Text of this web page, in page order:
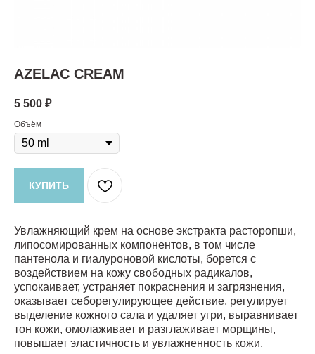
AZELAC CREAM
5 500 ₽
Объём
КУПИТЬ
Увлажняющий крем на основе экстракта расторопши,
липосомированных компонентов, в том числе
пантенола и гиалуроновой кислоты, борется с
воздействием на кожу свободных радикалов,
успокаивает, устраняет покраснения и загрязнения,
оказывает себорегулирующее действие, регулирует
выделение кожного сала и удаляет угри, выравнивает
тон кожи, омолаживает и разглаживает морщины,
повышает эластичность и увлажненность кожи.